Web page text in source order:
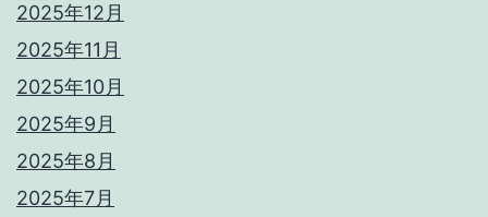
2025年12月
2025年11月
2025年10月
2025年9月
2025年8月
2025年7月